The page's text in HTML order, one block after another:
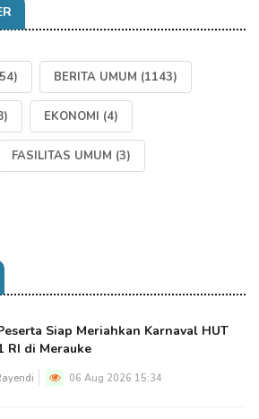
BERITA UMUM (1143)
EKONOMI (4)
FASILITAS UMUM (3)
Siap Meriahkan Karnaval HUT
RI di Merauke
06 Aug 2026 15:34